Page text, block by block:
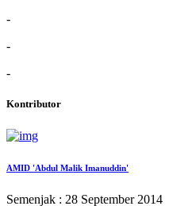
-
-
-
Kontributor
AMID 'Abdul Malik Imanuddin'
Semenjak : 28 September 2014